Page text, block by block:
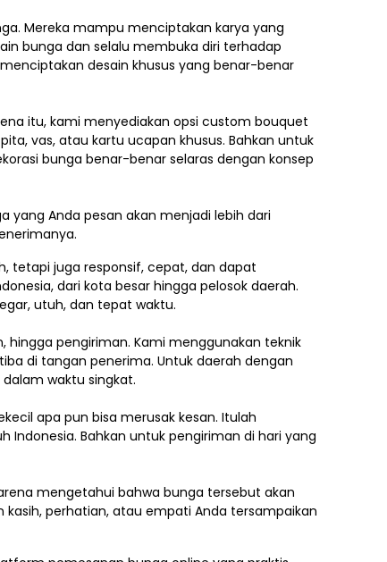
Mereka mampu menciptakan karya yang
bunga dan selalu membuka diri terhadap
desain khusus yang benar-benar
itu, kami menyediakan opsi custom bouquet
vas, atau kartu ucapan khusus. Bahkan untuk
bunga benar-benar selaras dengan konsep
yang Anda pesan akan menjadi lebih dari
tetapi juga responsif, cepat, dan dapat
dari kota besar hingga pelosok daerah.
utuh, dan tepat waktu.
hingga pengiriman. Kami menggunakan teknik
di tangan penerima. Untuk daerah dengan
waktu singkat.
apa pun bisa merusak kesan. Itulah
Bahkan untuk pengiriman di hari yang
mengetahui bahwa bunga tersebut akan
perhatian, atau empati Anda tersampaikan